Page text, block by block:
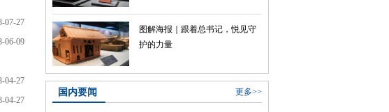
07-27
06-09
04-27
04-27